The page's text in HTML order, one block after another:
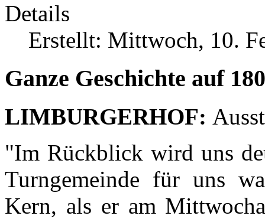
Details
Erstellt: Mittwoch, 10.
Ganze Geschichte auf
LIMBURGERHOF:
"Im Rückblick wird uns
Turngemeinde für uns
Kern, als er am